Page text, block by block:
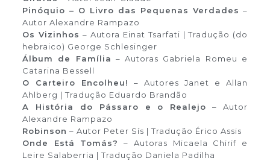
Pinóquio – O Livro das Pequenas Verdades –
Autor Alexandre Rampazo
Os Vizinhos– Autora Einat Tsarfati | Tradução (do
hebraico) George Schlesinger
Álbum de Família – Autoras Gabriela Romeu e
Catarina Bessell
O Carteiro Encolheu!
– Autores Janet e Allan
Ahlberg | Tradução Eduardo Brandão
A História do Pássaro e o Realejo – Autor
Alexandre Rampazo
Robinson – Autor Peter Sís | Tradução Érico Assis
Onde Está Tomás?
– Autoras Micaela Chirif e
Leire Salaberria | Tradução Daniela Padilha